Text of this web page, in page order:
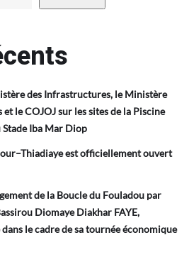
des Infrastructures, le Ministère
et le COJOJ sur les sites de la Piscine
Iba Mar Diop
est officiellement ouvert
de la Boucle du Fouladou par
Diomaye Diakhar FAYE,
le cadre de sa tournée économique